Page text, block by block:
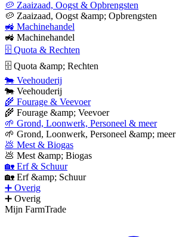
🥔 Zaaizaad, Oogst & Opbrengsten
🥔 Zaaizaad, Oogst &amp; Opbrengsten
🚜 Machinehandel
🚜 Machinehandel
🗄 Quota & Rechten
🗄 Quota &amp; Rechten
🐄 Veehouderij
🐄 Veehouderij
🌾 Fourage & Veevoer
🌾 Fourage &amp; Veevoer
🌱 Grond, Loonwerk, Personeel & meer
🌱 Grond, Loonwerk, Personeel &amp; meer
💩 Mest & Biogas
💩 Mest &amp; Biogas
🏡 Erf & Schuur
🏡 Erf &amp; Schuur
➕ Overig
➕ Overig
Mijn FarmTrade